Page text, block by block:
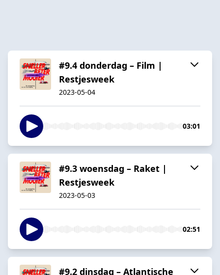
#9.4 donderdag – Film |
Restjesweek
2023-05-04
03:01
#9.3 woensdag – Raket |
Restjesweek
2023-05-03
02:51
#9.2 dinsdag – Atlantische